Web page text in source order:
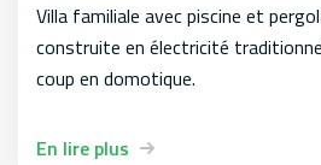
Villa familiale avec piscine et
construite en électricité
coup en domotique.
En lire plus